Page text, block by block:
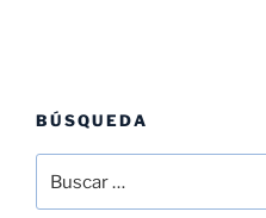
BÚSQUEDA
por: